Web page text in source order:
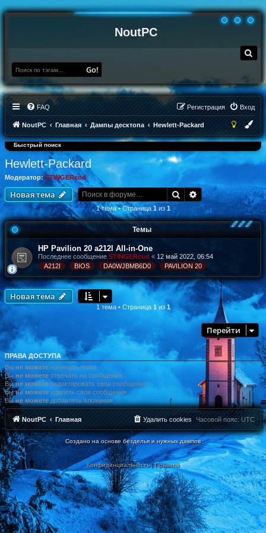
NoutPC
о
Go!
FAQ Вход
Регистрация
NoutPC Главная Дампы десктопа Hewlett-Packard
Быстрый поиск
Hewlett-Packard
Модератор: STINGERcod
Новая тема ПоискРасширенный
1 тема • Страница 1из 1
Темы
HP Pavilion 20 a212l All-in-One
Последнее сообщение STINGERcod « 12 май 2022, 06:54
A212I
BIOS DA0WJBMB6D0 PAVILION 20
Новая тема
1 тема • Страница 1 из 1
Перейти
ПРАВА ДОСТУПА
Вы не можете начинать темы
Вы не можете отвечать на сообщения
Выне можетередактировать свои сообщения
Выне можете удалять свои сообщения
Вы не можетедобавлять вложения
NoutPC Главная Часовой пояс: UTC
Удалить cookies
Создано на основе безделья и нужных дампов
Конфиденциальность|Правила